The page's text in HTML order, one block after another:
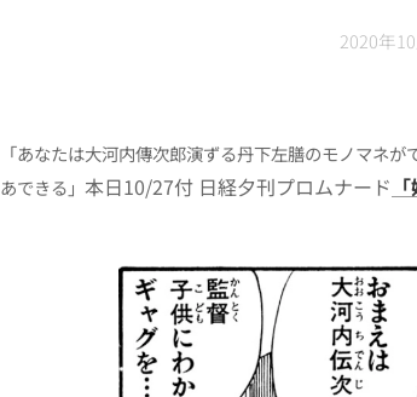
2020年
「あなたは大河内傳次郎演ずる丹下左膳のモノマネ
あできる」 本日10/27付 日経夕刊プロムナード